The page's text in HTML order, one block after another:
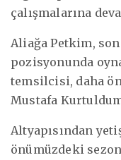
çalışmalarına
Aliağa Petkim,
pozisyonunda
temsilcisi, daha
Mustafa
Altyapısından
önümüzdeki